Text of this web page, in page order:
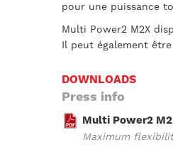
pour une puissance
Multi Power2 M2X
Il peut également
DOWNLOADS
Press info
Multi Power2
Maximum